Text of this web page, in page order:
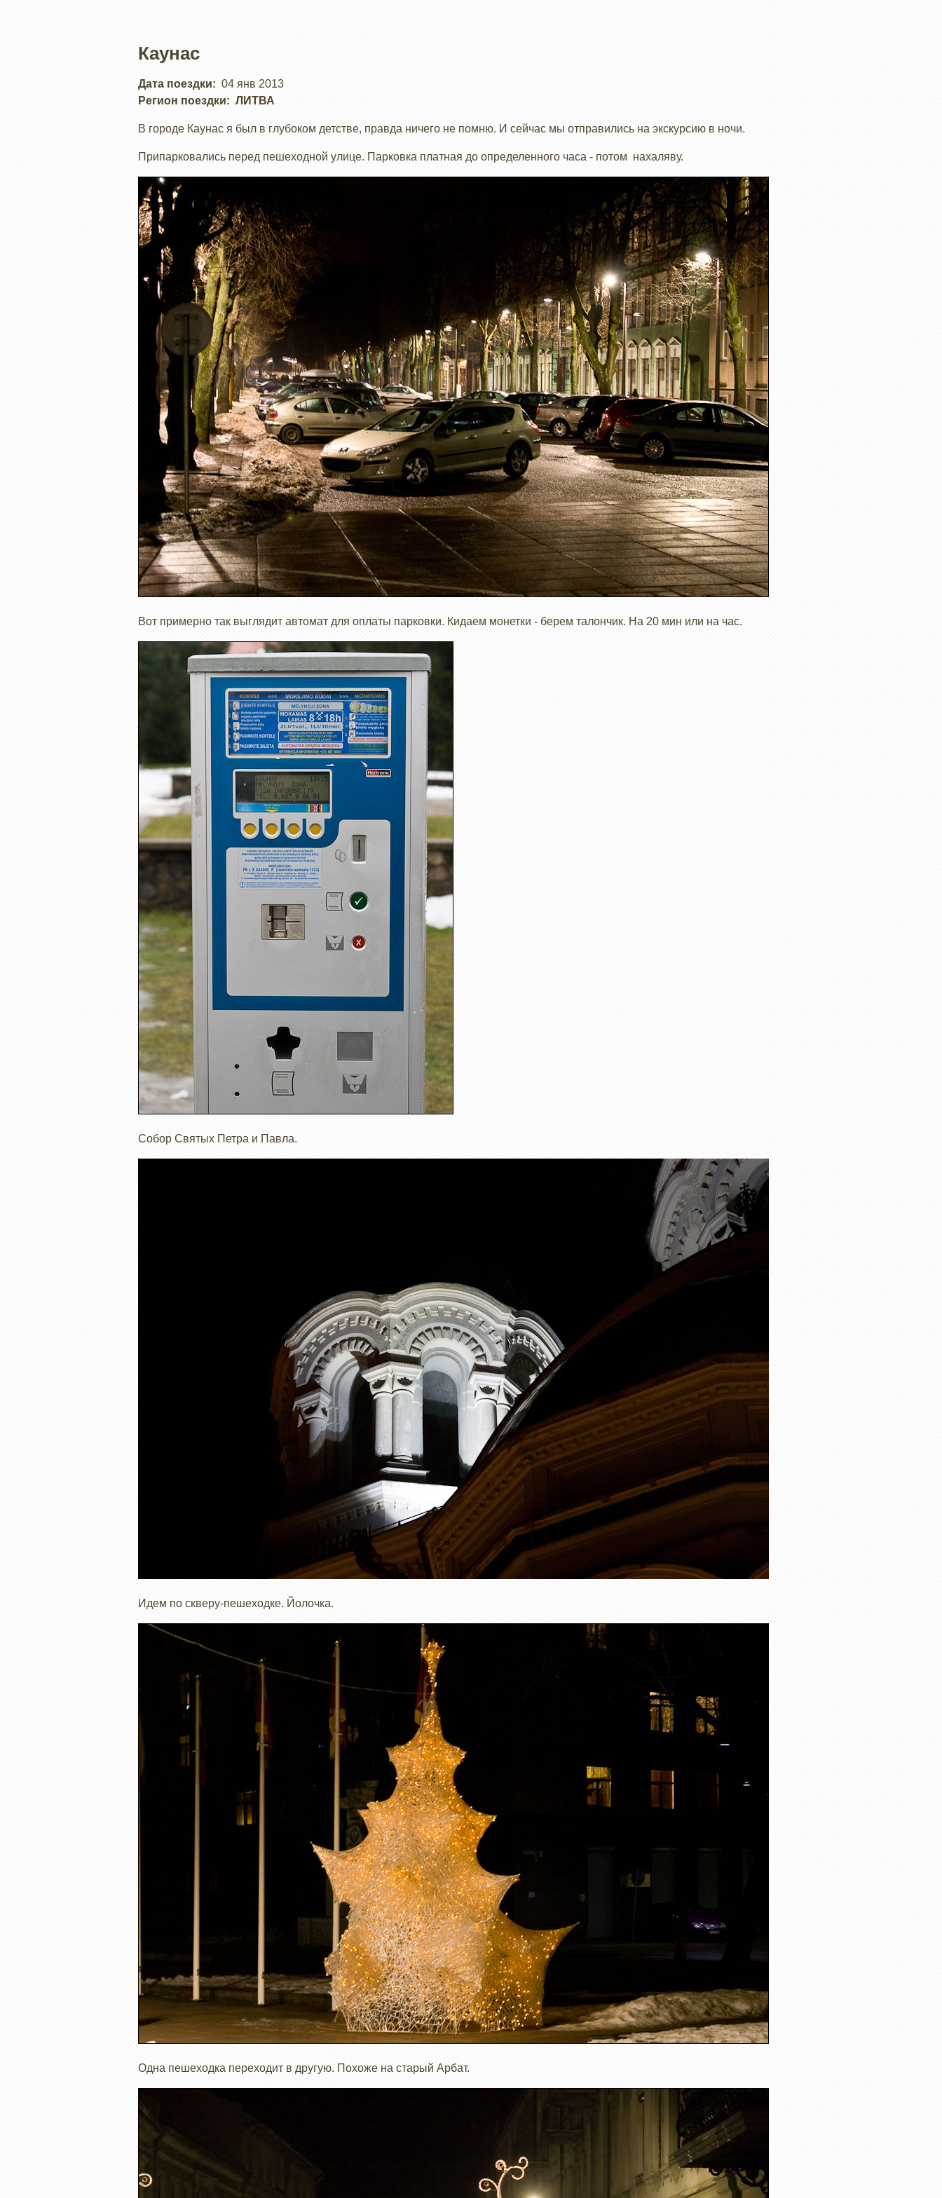
Каунас
Дата поездки
04 янв 2013
Регион поездки
ЛИТВА
В городе Каунас я был в глубоком детстве, правда ничего не помню. И сейчас мы отправились на экскурсию в ночи.
Припарковались перед пешеходной улице. Парковка платная до определенного часа - потом нахаляву.
Вот примерно так выглядит автомат для оплаты парковки. Кидаем монетки - берем талончик. На 20 мин или на час.
Собор Святых Петра и Павла.
Идем по скверу-пешеходке. Йолочка.
Одна пешеходка переходит в другую. Похоже на старый Арбат.